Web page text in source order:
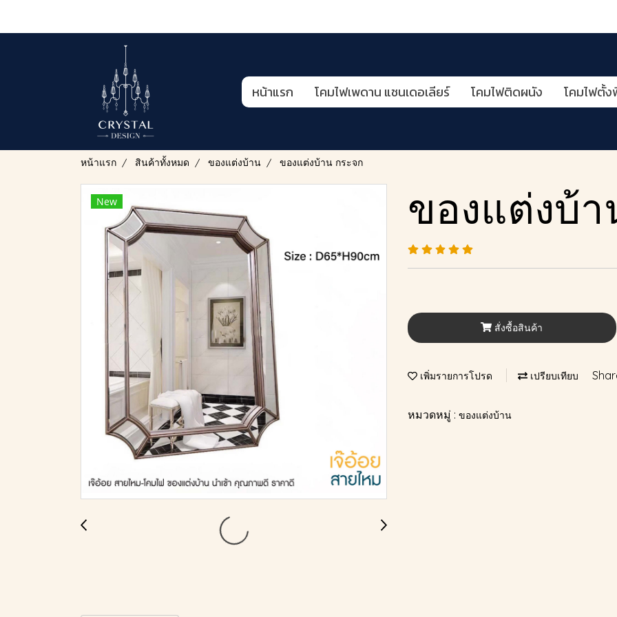
หน้าแรก โคมไฟเพดาน แชนเดอเลียร์ โคมไฟติดผนัง โคมไฟตั้
หน้าแรก สินค้าทั้งหมด ของแต่งบ้าน ของแต่งบ้าน กระจก
New ของแต่งบ้า
สั่งซื้อสินค้า
เพิ่มรายการโปรด เปรียบเทียบ
หมวดหมู่ : ของแต่งบ้าน